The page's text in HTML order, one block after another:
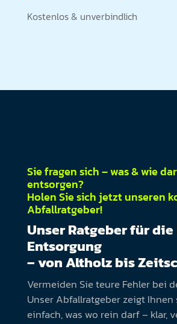
Kostenlos & unverbindlich
Sie fragen sich – was & wie
entsorgen?
Holen Sie sich jetzt unseren
Abfallratgeber!
Unser Ratgeber für
Entsorgung
– von Altholz bis
Vermeiden Sie teure Fehler bei
Unser Abfallratgeber zeigt
einfach, was wo rein darf – klar,